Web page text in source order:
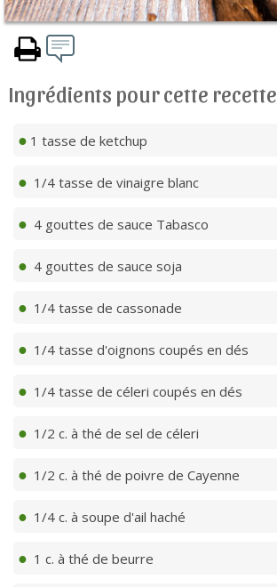
Ingrédients pour cette recette
1 tasse de ketchup
1/4 tasse de vinaigre blanc
4 gouttes de sauce Tabasco
4 gouttes de sauce soja
1/4 tasse de cassonade
1/4 tasse d'oignons coupés en dés
1/4 tasse de céleri coupés en dés
1/2 c. à thé de sel de céleri
1/2 c. à thé de poivre de Cayenne
1/4 c. à soupe d'ail haché
1 c. à thé de beurre